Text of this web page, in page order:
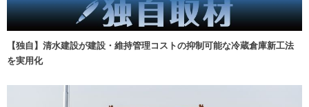
【独自】清水建設が建設・維持管理コストの抑制可能な冷蔵倉庫新工法
を実用化